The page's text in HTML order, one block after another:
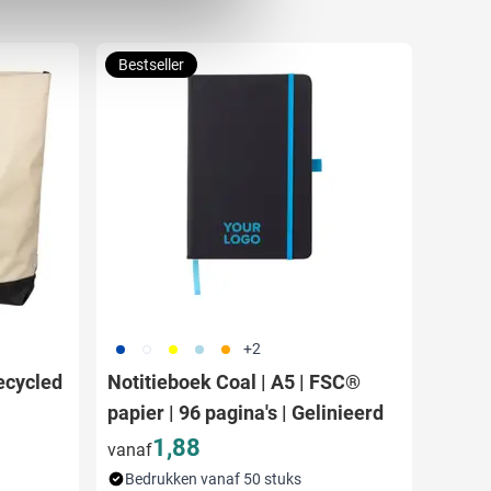
te bieden en om ons
die u aan ze heeft
023 002 006 018 007 +2
Notitieboek Coal | A5 | FSC®
papier | 96 pagina's | Gelinieerd
vanaf1,88
Bestseller
Bedrukken vanaf 50 stuks